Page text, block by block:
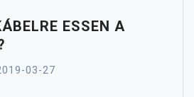
ESSEN A
03-27